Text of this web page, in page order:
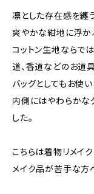
凛とした存在感を纏
爽やかな紺地に浮か
コットン生地ならで
道、香道などのお道
バッグとしてもお使
内側にはやわらかな
した。
こちらは着物リメイ
メイク品が苦手な方